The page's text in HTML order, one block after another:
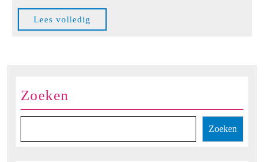
Lees volledig
volledig
Zoeken
Zoeken